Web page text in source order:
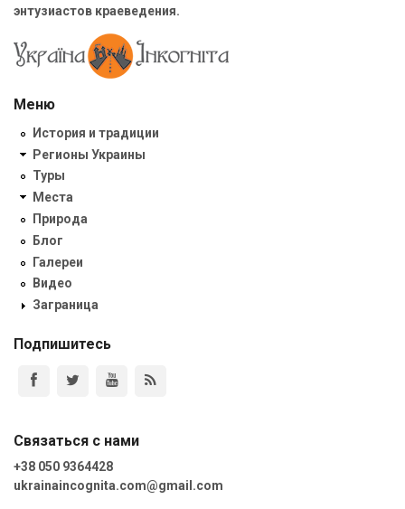
энтузиастов краеведения.
Меню
История и традиции
Регионы Украины
Туры
Места
Природа
Блог
Галереи
Видео
Заграница
Подпишитесь
Связаться с нами
+38 050 9364428
ukrainaincognita.com@gmail.com